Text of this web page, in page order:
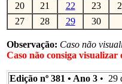
20
21 22 23
27
28 29 30
Observação: Caso não
Caso não consiga
Edição nº 381 • Ano 3 • 29